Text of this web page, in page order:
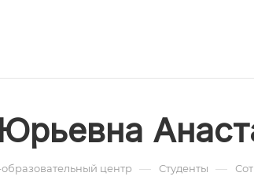
центр — Студенты —